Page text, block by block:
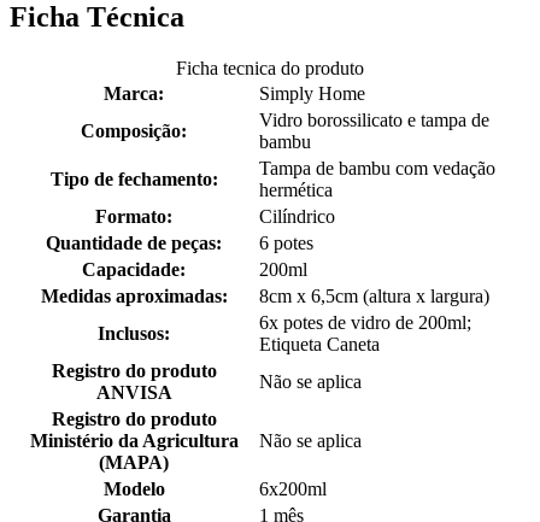
Ficha Técnica
Ficha tecnica do produto
Marca:
Simply Home
Composição:
Vidro borossilicato e tampa de
bambu
Tipo de fechamento:
Tampa de bambu com vedação
hermética
Formato:
Cilíndrico
Quantidade de peças:
6 potes
Capacidade:
200ml
Medidas aproximadas:
8cm x 6,5cm (altura x largura)
Inclusos:
6x potes de vidro de 200ml;
Etiqueta Caneta
Registro do produto
ANVISA
Não se aplica
Registro do produto
Ministério da Agricultura
(MAPA)
Não se aplica
Modelo
6x200ml
Garantia
1 mês